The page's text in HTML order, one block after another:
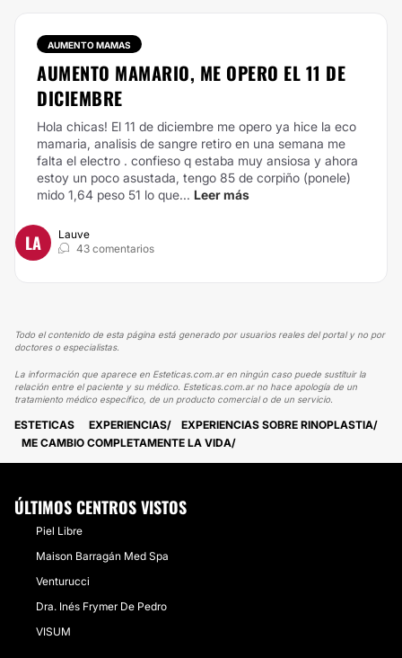
AUMENTO MAMAS
AUMENTO MAMARIO, ME OPERO EL 11 DE
DICIEMBRE
Hola chicas! El 11 de diciembre me opero ya hice la eco
mamaria, analisis de sangre retiro en una semana me
falta el electro . confieso q estaba muy ansiosa y ahora
estoy un poco asustada, tengo 85 de corpiño (ponele)
mido 1,64 peso 51 lo que... Leer más
LA
Lauve
43 comentarios
Todo el contenido de esta página está generado por usuarios reales del portal y no por
doctores o especialistas.
La información que aparece en Esteticas.com.ar en ningún caso puede sustituir la
relación entre el paciente y su médico. Esteticas.com.ar no hace apología de un
tratamiento médico específico, de un producto comercial o de un servicio.
ESTETICAS EXPERIENCIAS
EXPERIENCIAS SOBRE RINOPLASTIA
ME CAMBIO COMPLETAMENTE LA VIDA
ÚLTIMOS CENTROS VISTOS
Piel Libre
Maison Barragán Med Spa
Venturucci
Dra. Inés Frymer De Pedro
VISUM